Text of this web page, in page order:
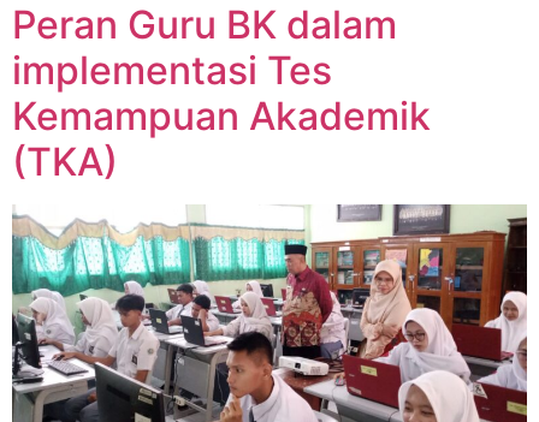
Peran Guru BK dalam
implementasi Tes
Kemampuan Akademik
(TKA)